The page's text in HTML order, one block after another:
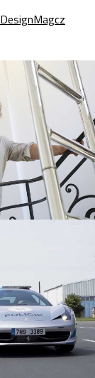
DesignMagcz